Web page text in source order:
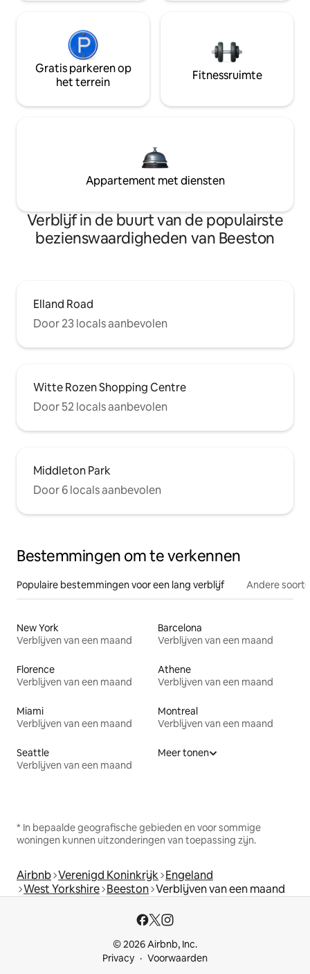
Gratis parkeren op
het terrein
Fitnessruimte
Appartement met diensten
Verblijf in de buurt van de populairste
bezienswaardigheden van Beeston
Elland Road
Door 23 locals aanbevolen
Witte Rozen Shopping Centre
Door 52 locals aanbevolen
Middleton Park
Door 6 locals aanbevolen
Bestemmingen om te verkennen
Populaire bestemmingen voor een lang verblijf Andere
New York
Verblijven van een maand
Barcelona
Verblijven van een maand
Florence
Verblijven van een maand
Athene
Verblijven van een maand
Miami
Verblijven van een maand
Montreal
Verblijven van een maand
Seattle
Verblijven van een maand
Meer tonen
* In bepaalde geografische gebieden en voor sommige
woningen kunnen uitzonderingen van toepassing zijn.
Airbnb Verenigd Koninkrijk Engeland
West Yorkshire Beeston Verblijven van een maand
© 2026 Airbnb, Inc.
Privacy
Voorwaarden